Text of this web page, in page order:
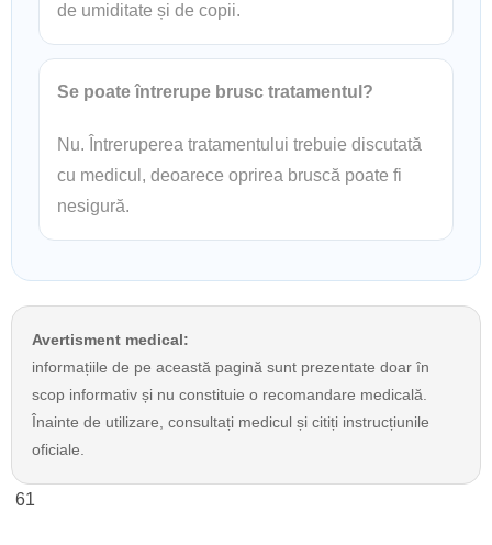
de umiditate și de copii.
Se poate întrerupe brusc tratamentul?
Nu. Întreruperea tratamentului trebuie discutată
cu medicul, deoarece oprirea bruscă poate fi
nesigură.
Avertisment medical:
informațiile de pe această pagină sunt prezentate doar în
scop informativ și nu constituie o recomandare medicală.
Înainte de utilizare, consultați medicul și citiți instrucțiunile
oficiale.
61